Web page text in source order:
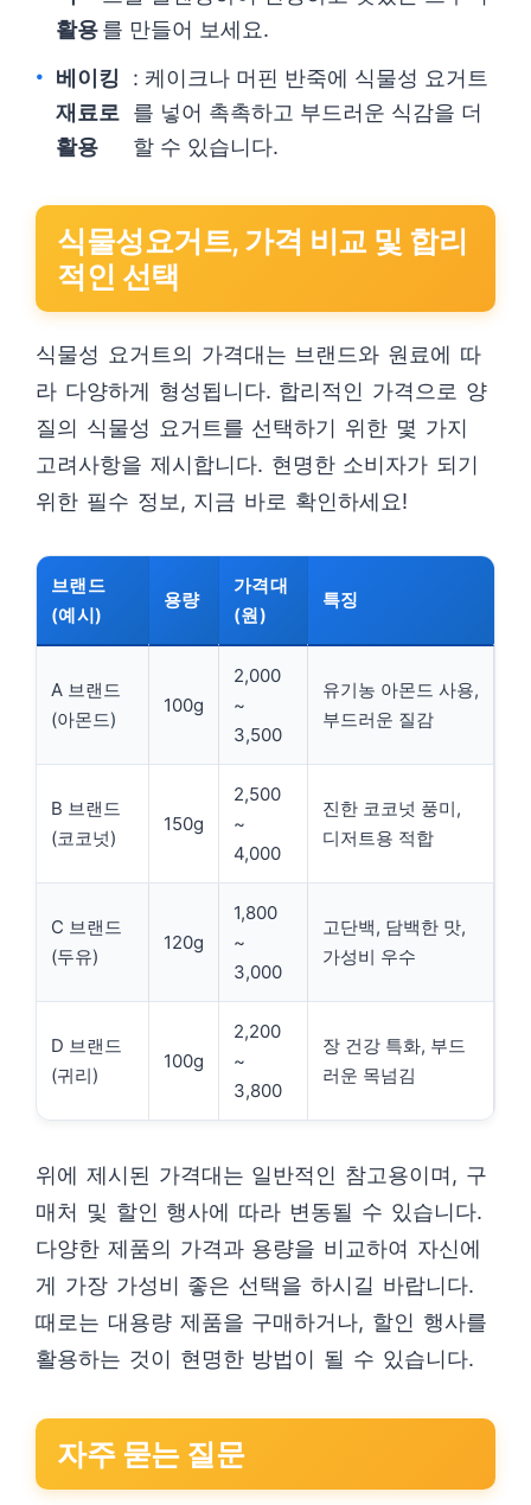
활용를 만들어 보세요.
베이킹
재료로
활용
: 케이크나 머핀 반죽에 식물성 요거트
를 넣어 촉촉하고 부드러운 식감을 더
할 수 있습니다.
식물성요거트, 가격 비교 및 합리
적인 선택
식물성 요거트의 가격대는 브랜드와 원료에 따
라 다양하게 형성됩니다. 합리적인 가격으로 양
질의 식물성 요거트를 선택하기 위한 몇 가지
고려사항을 제시합니다. 현명한 소비자가 되기
위한 필수 정보, 지금 바로 확인하세요!
브랜드
(예시)
용량
가격대
(원)
특징
A 브랜드
(아몬드)
100g
2,000
~
3,500
유기농 아몬드 사용,
부드러운 질감
B 브랜드
(코코넛)
150g
2,500
~
4,000
진한 코코넛 풍미,
디저트용 적합
C 브랜드
(두유)
120g
1,800
~
3,000
고단백, 담백한 맛,
가성비 우수
D 브랜드
(귀리)
100g
2,200
~
3,800
장 건강 특화, 부드
러운 목넘김
위에 제시된 가격대는 일반적인 참고용이며, 구
매처 및 할인 행사에 따라 변동될 수 있습니다.
다양한 제품의 가격과 용량을 비교하여 자신에
게 가장 가성비 좋은 선택을 하시길 바랍니다.
때로는 대용량 제품을 구매하거나, 할인 행사를
활용하는 것이 현명한 방법이 될 수 있습니다.
자주 묻는 질문